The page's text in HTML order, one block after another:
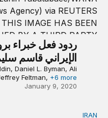
ردود فعل خبراء
الإيراني قاسم
Daniel L. Byman, Ali
Feltman, +6 more
January 9, 2020
IRAN